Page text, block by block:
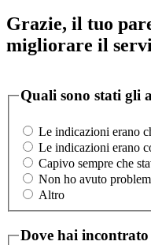
Grazie, il tuo
migliorare il
Quali sono stati gli
Le indicazioni erano
Le indicazioni erano
Capivo sempre che
Non ho avuto
Altro
Dove hai